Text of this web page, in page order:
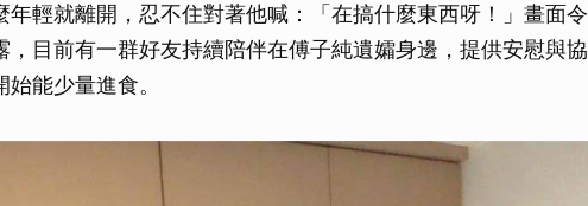
年輕就離開，忍不住對著他喊：「在搞什麼東西呀！」畫面令
，目前有一群好友持續陪伴在傅子純遺孀身邊，提供安慰與協
能少量進食。